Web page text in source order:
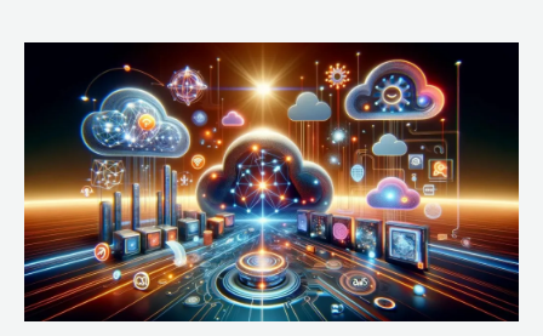
Nuvem:
Google
Cloud,
AWS
e
Azure